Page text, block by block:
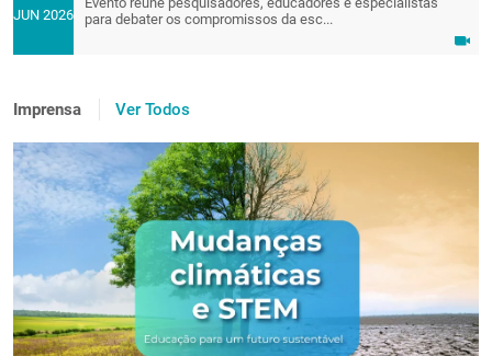
JUN 2026
para debater os compromissos da esc...
Imprensa Ver Todos